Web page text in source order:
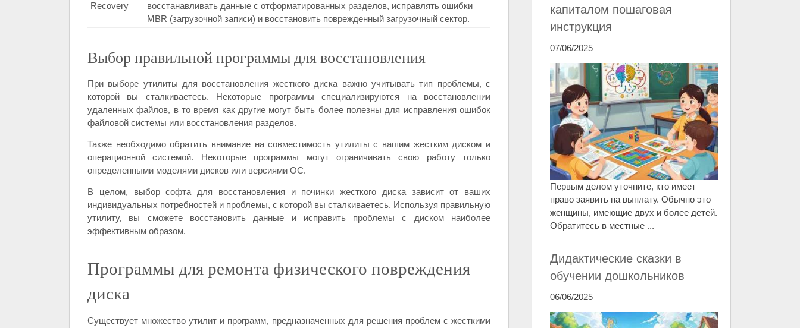
Recovery
восстанавливать данные с отформатированных разделов, исправлять ошибки
MBR (загрузочной записи) и восстановить поврежденный загрузочный сектор.
Выбор правильной программы для восстановления
При выборе утилиты для восстановления жесткого диска важно учитывать тип проблемы, с
которой вы сталкиваетесь. Некоторые программы специализируются на восстановлении
удаленных файлов, в то время как другие могут быть более полезны для исправления ошибок
файловой системы или восстановления разделов.
Также необходимо обратить внимание на совместимость утилиты с вашим жестким диском и
операционной системой. Некоторые программы могут ограничивать свою работу только
определенными моделями дисков или версиями ОС.
В целом, выбор софта для восстановления и починки жесткого диска зависит от ваших
индивидуальных потребностей и проблемы, с которой вы сталкиваетесь. Используя правильную
утилиту, вы сможете восстановить данные и исправить проблемы с диском наиболее
эффективным образом.
Программы для ремонта физического повреждения
диска
Существует множество утилит и программ, предназначенных для решения проблем с жесткими
капиталом пошаговая
инструкция
07/06/2025
Первым делом уточните, кто имеет
право заявить на выплату. Обычно это
женщины, имеющие двух и более детей.
Обратитесь в местные ...
Дидактические сказки в
обучении дошкольников
06/06/2025